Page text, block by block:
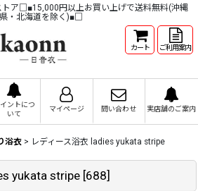
トア□■15,000円以上お買い上げで送料無料(沖縄
県・北海道を除く)■□
カート ご利用案内
ントにつ
いて
マイページ 問い合わせ 実店舗のご案内
浴衣 > レディース浴衣 ladies yukata stripe
yukata stripe [688]